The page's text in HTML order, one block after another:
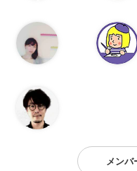
メンバ